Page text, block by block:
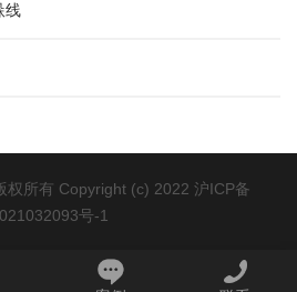
线
权所有 Copyright (c) 2022 沪ICP备
号-1